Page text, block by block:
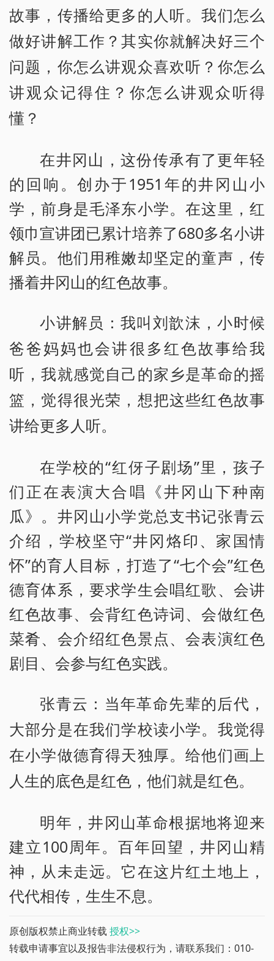
故事，传播给更多的人听。我们怎么
做好讲解工作？其实你就解决好三个
问题，你怎么讲观众喜欢听？你怎么
讲观众记得住？你怎么讲观众听得
懂？
在井冈山，这份传承有了更年轻
的回响。创办于1951年的井冈山小
学，前身是毛泽东小学。在这里，红
领巾宣讲团已累计培养了680多名小讲
解员。他们用稚嫩却坚定的童声，传
播着井冈山的红色故事。
小讲解员：我叫刘歆沫，小时候
爸爸妈妈也会讲很多红色故事给我
听，我就感觉自己的家乡是革命的摇
篮，觉得很光荣，想把这些红色故事
讲给更多人听。
在学校的“红伢子剧场”里，孩子
们正在表演大合唱《井冈山下种南
瓜》。井冈山小学党总支书记张青云
介绍，学校坚守“井冈烙印、家国情
怀”的育人目标，打造了“七个会”红色
德育体系，要求学生会唱红歌、会讲
红色故事、会背红色诗词、会做红色
菜肴、会介绍红色景点、会表演红色
剧目、会参与红色实践。
张青云：当年革命先辈的后代，
大部分是在我们学校读小学。我觉得
在小学做德育得天独厚。给他们画上
人生的底色是红色，他们就是红色。
明年，井冈山革命根据地将迎来
建立100周年。百年回望，井冈山精
神，从未走远。它在这片红土地上，
代代相传，生生不息。
原创版权禁止商业转载 授权>>
转载申请事宜以及报告非法侵权行为，请联系我们：010-